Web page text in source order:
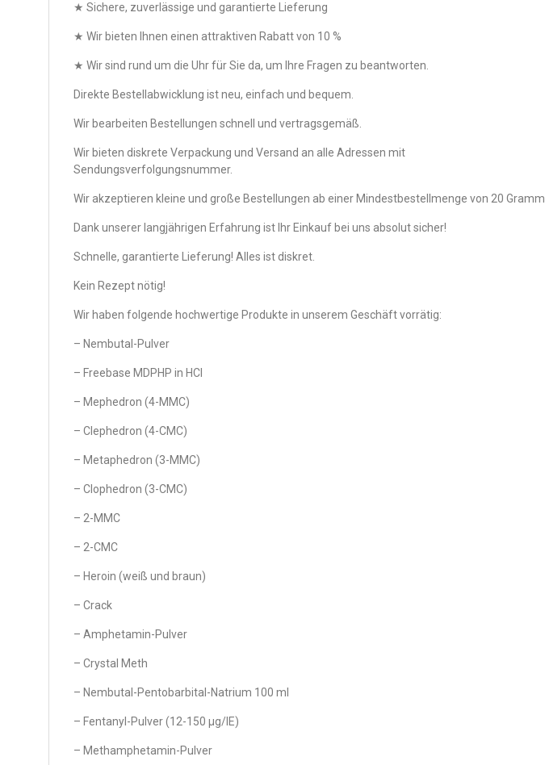
★ Sichere, zuverlässige und garantierte Lieferung
★ Wir bieten Ihnen einen attraktiven Rabatt von 10 %
★ Wir sind rund um die Uhr für Sie da, um Ihre Fragen zu beantworten.
Direkte Bestellabwicklung ist neu, einfach und bequem.
Wir bearbeiten Bestellungen schnell und vertragsgemäß.
Wir bieten diskrete Verpackung und Versand an alle Adressen mit
Sendungsverfolgungsnummer.
Wir akzeptieren kleine und große Bestellungen ab einer Mindestbestellmenge von 20 Gramm.
Dank unserer langjährigen Erfahrung ist Ihr Einkauf bei uns absolut sicher!
Schnelle, garantierte Lieferung! Alles ist diskret.
Kein Rezept nötig!
Wir haben folgende hochwertige Produkte in unserem Geschäft vorrätig:
– Nembutal-Pulver
– Freebase MDPHP in HCl
– Mephedron (4-MMC)
– Clephedron (4-CMC)
– Metaphedron (3-MMC)
– Clophedron (3-CMC)
– 2-MMC
– 2-CMC
– Heroin (weiß und braun)
– Crack
– Amphetamin-Pulver
– Crystal Meth
– Nembutal-Pentobarbital-Natrium 100 ml
– Fentanyl-Pulver (12-150 µg/IE)
– Methamphetamin-Pulver